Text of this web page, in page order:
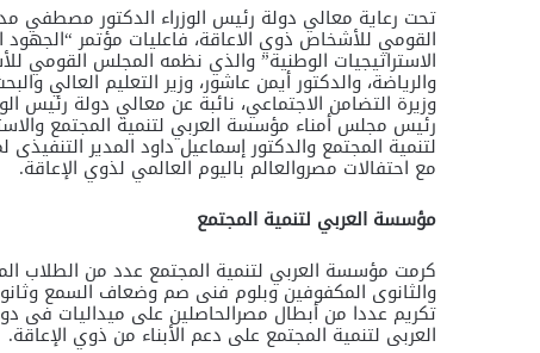
تحت رعاية معالي دولة رئيس الوزراء الدكتور مصطفي
القومي للأشخاص ذوي الاعاقة، فاعليات مؤتمر
الاستراتيجيات الوطنية” والذي نظمه المجلس القومي
والرياضة، والدكتور أيمن عاشور، وزير التعليم العالي
وزيرة التضامن الاجتماعي، نائبة عن معالي دولة رئيس
رئيس مجلس أمناء مؤسسة العربي لتنمية المجتمع
لتنمية المجتمع والدكتور إسماعيل داود المدير
مع احتفالات مصروالعالم باليوم العالمي لذوي الإعاقة.
مؤسسة العربي لتنمية المجتمع
كرمت مؤسسة العربي لتنمية المجتمع عدد من الطلاب
والثانوى المكفوفين وبلوم فنى صم وضعاف السمع
تكريم عددا من أبطال مصرالحاصلين على ميداليات فى
العربى لتنمية المجتمع على دعم الأبناء من ذوي الإعاقة.